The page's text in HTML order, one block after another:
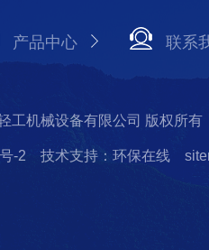
产品中心 联系
工机械设备有限公司 版权所有
-2 技术支持：环保在线